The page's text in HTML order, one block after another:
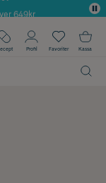
649kr
Profil Favoriter Kassa